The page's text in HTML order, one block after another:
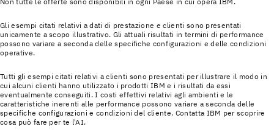
Gli esempi citati relativi a dati di prestazione e clienti sono presentati
unicamente a scopo illustrativo. Gli attuali risultati in termini di performance
possono variare a seconda delle specifiche configurazioni e delle condizioni
operative.
Tutti gli esempi citati relativi a clienti sono presentati per illustrare il modo in
cui alcuni clienti hanno utilizzato i prodotti IBM e i risultati da essi
eventualmente conseguiti. I costi effettivi relativi agli ambienti e le
caratteristiche inerenti alle performance possono variare a seconda delle
specifiche configurazioni e condizioni del cliente. Contatta IBM per scoprire
cosa può fare per te l'AI.